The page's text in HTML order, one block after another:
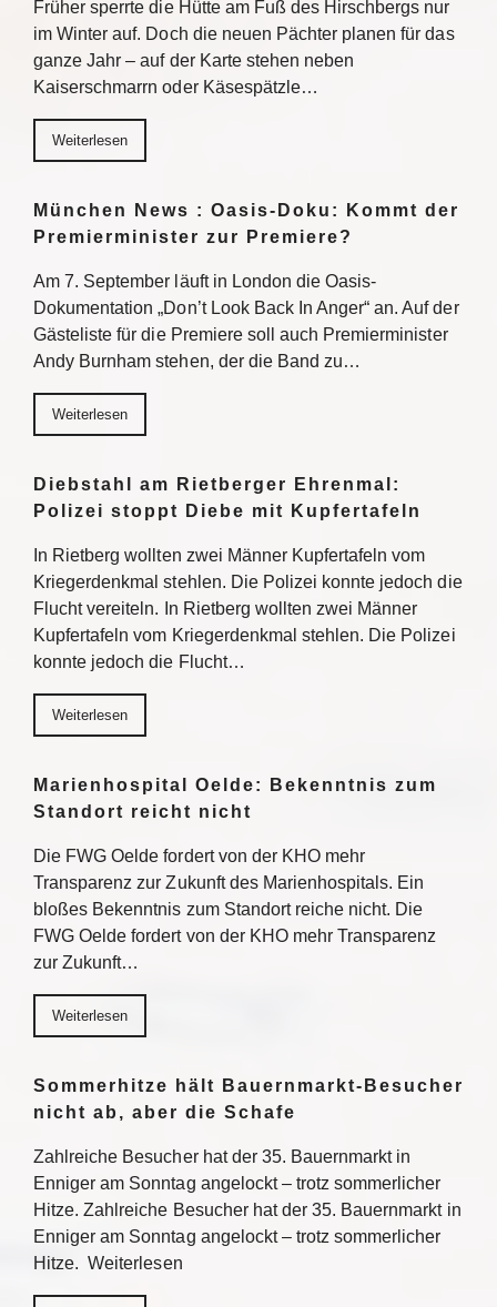
Früher sperrte die Hütte am Fuß des Hirschbergs nur
im Winter auf. Doch die neuen Pächter planen für das
ganze Jahr – auf der Karte stehen neben
Kaiserschmarrn oder Käsespätzle…
Weiterlesen
München News : Oasis-Doku: Kommt der
Premierminister zur Premiere?
Am 7. September läuft in London die Oasis-
Dokumentation „Don’t Look Back In Anger“ an. Auf der
Gästeliste für die Premiere soll auch Premierminister
Andy Burnham stehen, der die Band zu…
Weiterlesen
Diebstahl am Rietberger Ehrenmal:
Polizei stoppt Diebe mit Kupfertafeln
In Rietberg wollten zwei Männer Kupfertafeln vom
Kriegerdenkmal stehlen. Die Polizei konnte jedoch die
Flucht vereiteln. In Rietberg wollten zwei Männer
Kupfertafeln vom Kriegerdenkmal stehlen. Die Polizei
konnte jedoch die Flucht…
Weiterlesen
Marienhospital Oelde: Bekenntnis zum
Standort reicht nicht
Die FWG Oelde fordert von der KHO mehr
Transparenz zur Zukunft des Marienhospitals. Ein
bloßes Bekenntnis zum Standort reiche nicht. Die
FWG Oelde fordert von der KHO mehr Transparenz
zur Zukunft…
Weiterlesen
Sommerhitze hält Bauernmarkt-Besucher
nicht ab, aber die Schafe
Zahlreiche Besucher hat der 35. Bauernmarkt in
Enniger am Sonntag angelockt – trotz sommerlicher
Hitze. Zahlreiche Besucher hat der 35. Bauernmarkt in
Enniger am Sonntag angelockt – trotz sommerlicher
Hitze. Weiterlesen